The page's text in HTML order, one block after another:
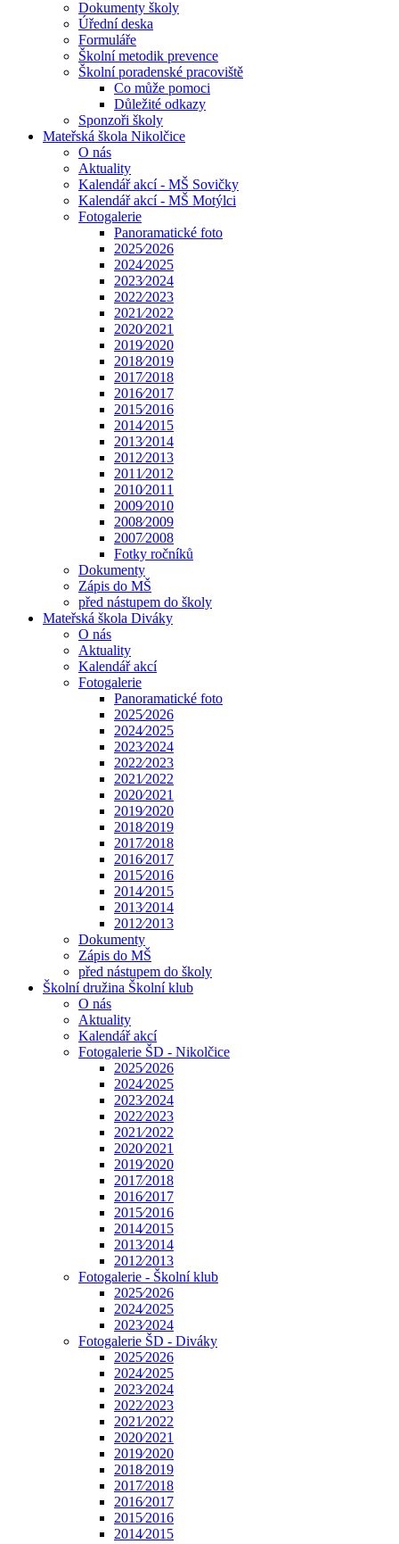
Dokumenty školy
Úřední deska
Formuláře
Školní metodik prevence
Školní poradenské pracoviště
Co může pomoci
Důležité odkazy
Sponzoři školy
Mateřská škola Nikolčice
O nás
Aktuality
Kalendář akcí - MŠ Sovičky
Kalendář akcí - MŠ Motýlci
Fotogalerie
Panoramatické foto
2025⁄2026
2024⁄2025
2023⁄2024
2022⁄2023
2021⁄2022
2020⁄2021
2019⁄2020
2018⁄2019
2017⁄2018
2016⁄2017
2015⁄2016
2014⁄2015
2013⁄2014
2012⁄2013
2011⁄2012
2010⁄2011
2009⁄2010
2008⁄2009
2007⁄2008
Fotky ročníků
Dokumenty
Zápis do MŠ
před nástupem do školy
Mateřská škola Diváky
O nás
Aktuality
Kalendář akcí
Fotogalerie
Panoramatické foto
2025⁄2026
2024⁄2025
2023⁄2024
2022⁄2023
2021⁄2022
2020⁄2021
2019⁄2020
2018⁄2019
2017⁄2018
2016⁄2017
2015⁄2016
2014⁄2015
2013⁄2014
2012⁄2013
Dokumenty
Zápis do MŠ
před nástupem do školy
Školní družina Školní klub
O nás
Aktuality
Kalendář akcí
Fotogalerie ŠD - Nikolčice
2025⁄2026
2024⁄2025
2023⁄2024
2022⁄2023
2021⁄2022
2020⁄2021
2019⁄2020
2017⁄2018
2016⁄2017
2015⁄2016
2014⁄2015
2013⁄2014
2012⁄2013
Fotogalerie - Školní klub
2025⁄2026
2024⁄2025
2023⁄2024
Fotogalerie ŠD - Diváky
2025⁄2026
2024⁄2025
2023⁄2024
2022⁄2023
2021⁄2022
2020⁄2021
2019⁄2020
2018⁄2019
2017⁄2018
2016⁄2017
2015⁄2016
2014⁄2015